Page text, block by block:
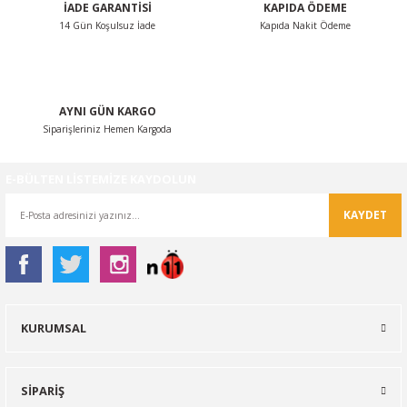
İADE GARANTİSİ
14 Gün Koşulsuz İade
KAPIDA ÖDEME
Kapıda Nakit Ödeme
AYNI GÜN KARGO
Siparişleriniz Hemen Kargoda
KAYDET
KURUMSAL
SİPARİŞ